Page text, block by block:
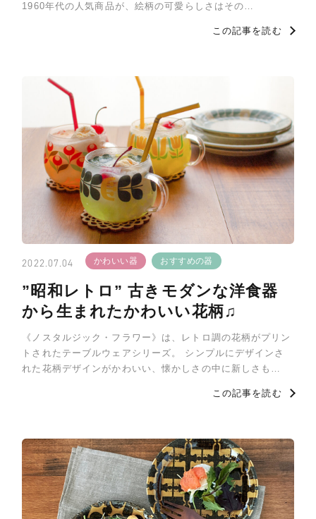
1960年代の人気商品が、絵柄の可愛らしさはその…
この記事を読む
2022.07.04 かわいい器 おすすめの器
”昭和レトロ” 古きモダンな洋食器
から生まれたかわいい花柄♫
《ノスタルジック・フラワー》は、レトロ調の花柄がプリン
トされたテーブルウェアシリーズ。 シンプルにデザインさ
れた花柄デザインがかわいい、懐かしさの中に新しさも…
この記事を読む